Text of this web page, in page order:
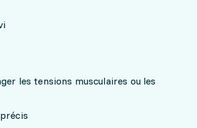
les tensions musculaires ou les